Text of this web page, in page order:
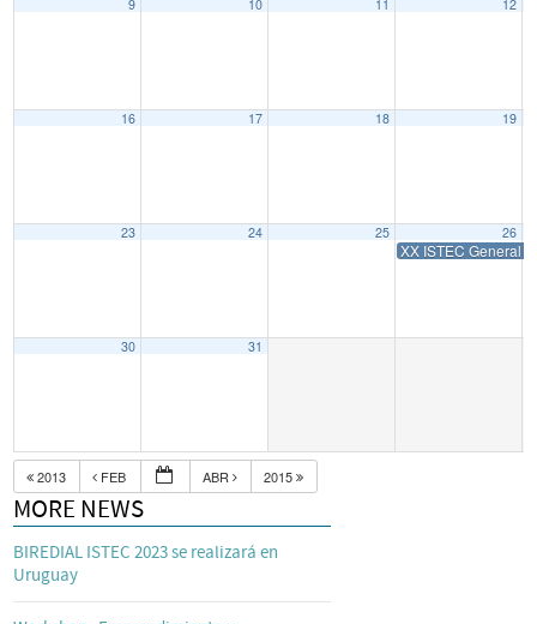
9 10 11 12
16 17 18 19
23 24 25 26
XX ISTEC General
30 31
2013 FEB ABR 2015
MORE NEWS
BIREDIAL ISTEC 2023 se realizará en
Uruguay